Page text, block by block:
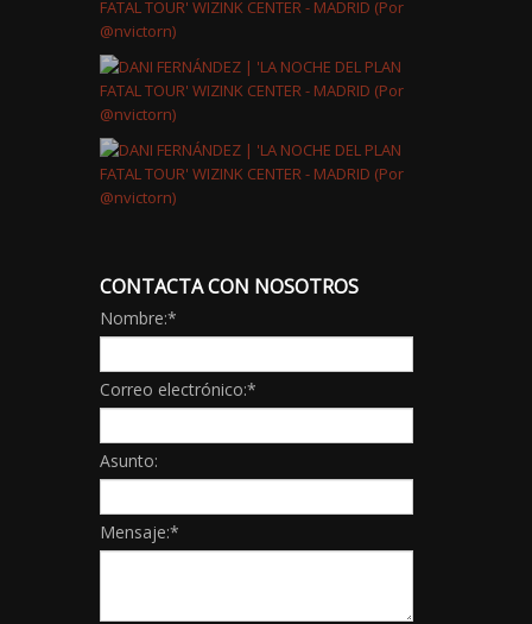
CONTACTA CON NOSOTROS
Nombre:*
Correo electrónico:*
Asunto:
Mensaje:*